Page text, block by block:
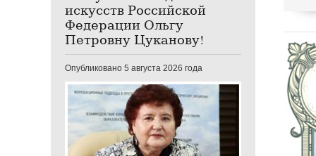
искусств Российской
Федерации Ольгу
Петровну Цуканову!
Опубликовано 5 августа 2026 года